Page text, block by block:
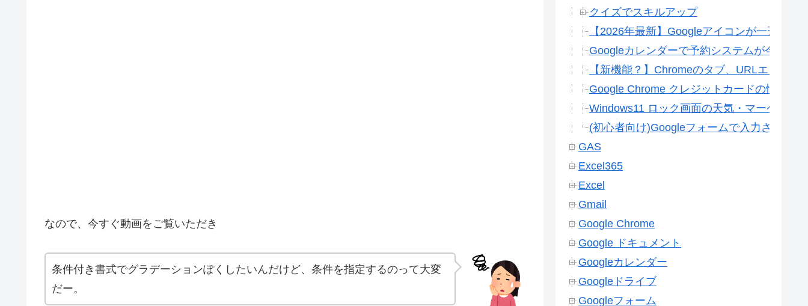
なので、今すぐ動画をご覧いただき
条件付き書式でグラデーションぽくしたいんだけど、条件を指定するのって大変
だー。
クイズでスキルアップ
【2026年最新】Googleアイコンが一斉変
Googleカレンダーで予約システムが今すぐ
【新機能？】Chromeのタブ、URLエリア
Google Chrome クレジットカードの情報を
Windows11 ロック画面の天気・マーケット
(初心者向け)Googleフォームで入力された
GAS
Excel365
Excel
Gmail
Google Chrome
Google ドキュメント
Googleカレンダー
Googleドライブ
Googleフォーム